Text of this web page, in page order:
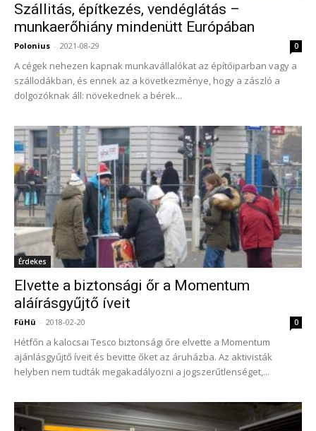
Szállitás, építkezés, vendéglátás –
munkaerőhiány mindenütt Európában
Polonius - 2021-08-29 0
A cégek nehezen kapnak munkavállalókat az építőiparban vagy a
szállodákban, és ennek az a következménye, hogy a zászló a
dolgozóknak áll: növekednek a bérek...
Érdekes
Elvette a biztonsági őr a Momentum
aláírásgyűjtő íveit
FüHü - 2018-02-20 0
Hétfőn a kalocsai Tesco biztonsági őre elvette a Momentum
ajánlásgyűjtő íveit és bevitte őket az áruházba. Az aktivisták
helyben nem tudták megakadályozni a jogszerűtlenséget,...